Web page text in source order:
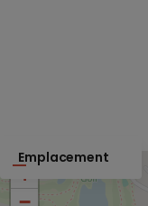
Emplacement
+